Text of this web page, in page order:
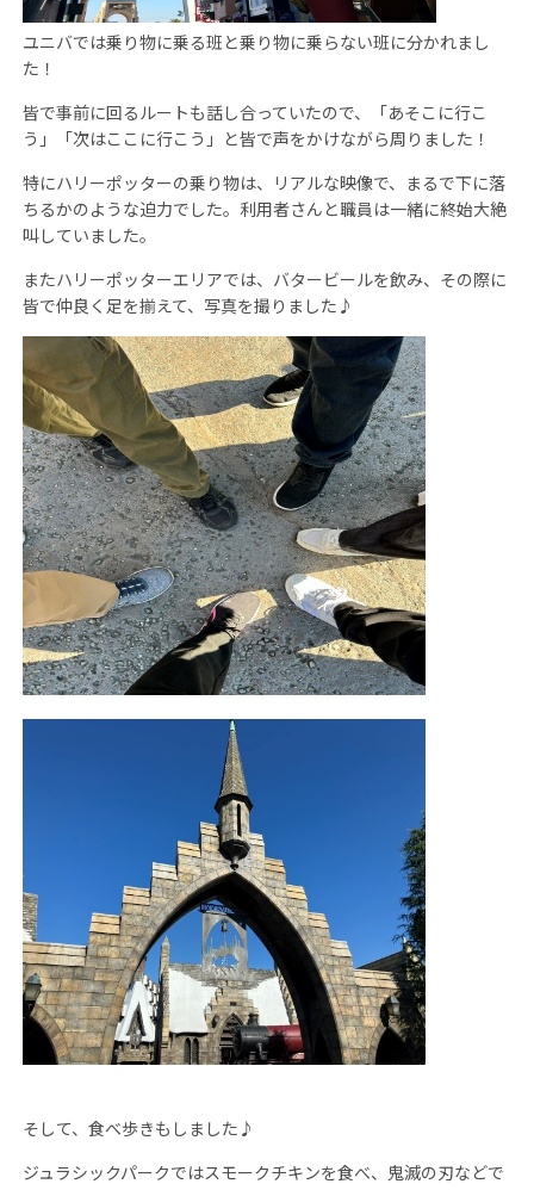
ユニバでは乗り物に乗る班と乗り物に乗らない班に分かれまし
た！
皆で事前に回るルートも話し合っていたので、「あそこに行こ
う」「次はここに行こう」と皆で声をかけながら周りました！
特にハリーポッターの乗り物は、リアルな映像で、まるで下に落
ちるかのような迫力でした。利用者さんと職員は一緒に終始大絶
叫していました。
またハリーポッターエリアでは、バタービールを飲み、その際に
皆で仲良く足を揃えて、写真を撮りました♪
そして、食べ歩きもしました♪
ジュラシックパークではスモークチキンを食べ、鬼滅の刃などで